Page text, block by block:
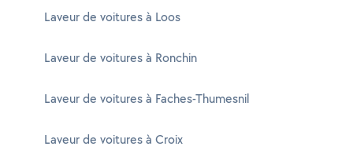
Laveur de voitures à Loos
Laveur de voitures à Ronchin
Laveur de voitures à Faches-Thumesnil
Laveur de voitures à Croix